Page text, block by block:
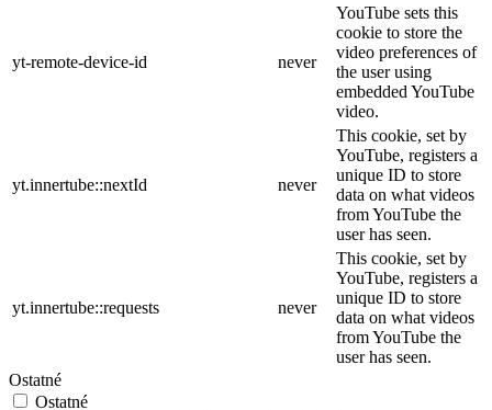
yt-remote-device-id never
YouTube sets this
cookie to store the
video preferences of
the user using
embedded YouTube
video.
yt.innertube::nextId never
This cookie, set by
YouTube, registers a
unique ID to store
data on what videos
from YouTube the
user has seen.
yt.innertube::requests never
This cookie, set by
YouTube, registers a
unique ID to store
data on what videos
from YouTube the
user has seen.
Ostatné
Ostatné